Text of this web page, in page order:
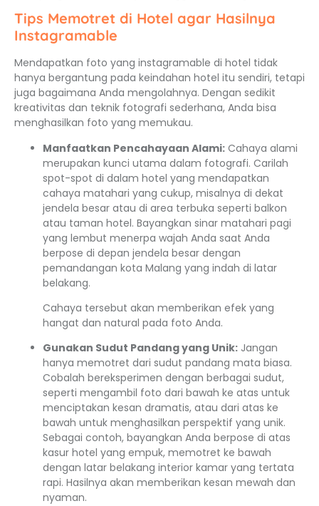
Tips Memotret di Hotel agar Hasilnya
Instagramable
Mendapatkan foto yang instagramable di hotel tidak
hanya bergantung pada keindahan hotel itu sendiri, tetapi
juga bagaimana Anda mengolahnya. Dengan sedikit
kreativitas dan teknik fotografi sederhana, Anda bisa
menghasilkan foto yang memukau.
Manfaatkan Pencahayaan Alami: Cahaya alami
merupakan kunci utama dalam fotografi. Carilah
spot-spot di dalam hotel yang mendapatkan
cahaya matahari yang cukup, misalnya di dekat
jendela besar atau di area terbuka seperti balkon
atau taman hotel. Bayangkan sinar matahari pagi
yang lembut menerpa wajah Anda saat Anda
berpose di depan jendela besar dengan
pemandangan kota Malang yang indah di latar
belakang.
Cahaya tersebut akan memberikan efek yang
hangat dan natural pada foto Anda.
Gunakan Sudut Pandang yang Unik: Jangan
hanya memotret dari sudut pandang mata biasa.
Cobalah bereksperimen dengan berbagai sudut,
seperti mengambil foto dari bawah ke atas untuk
menciptakan kesan dramatis, atau dari atas ke
bawah untuk menghasilkan perspektif yang unik.
Sebagai contoh, bayangkan Anda berpose di atas
kasur hotel yang empuk, memotret ke bawah
dengan latar belakang interior kamar yang tertata
rapi. Hasilnya akan memberikan kesan mewah dan
nyaman.